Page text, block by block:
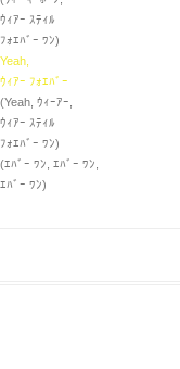
ｳｨｱｰ ｽﾃｨﾙ
ﾌｫｴﾊﾞｰ ﾜﾝ)
Yeah,
ｳｨｱｰ ﾌｫｴﾊﾞｰ
(Yeah, ｳｨｰｱｰ,
ｳｨｱｰ ｽﾃｨﾙ
ﾌｫｴﾊﾞｰ ﾜﾝ)
(ｴﾊﾞｰ ﾜﾝ, ｴﾊﾞｰ ﾜﾝ,
ｴﾊﾞｰ ﾜﾝ)